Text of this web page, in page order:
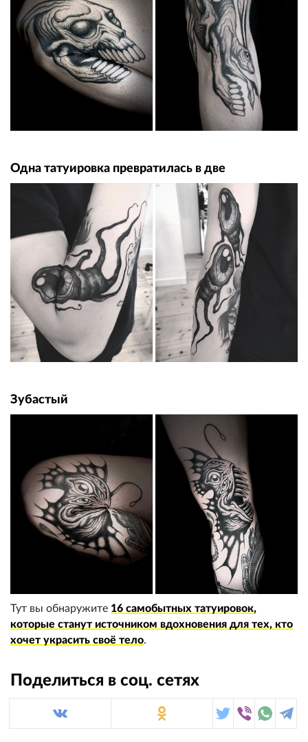
Одна татуировка превратилась в две
Зубастый
Тут вы обнаружите 16 самобытных татуировок,
которые станут источником вдохновения для тех, кто
хочет украсить своё тело.
Поделиться в соц. сетях